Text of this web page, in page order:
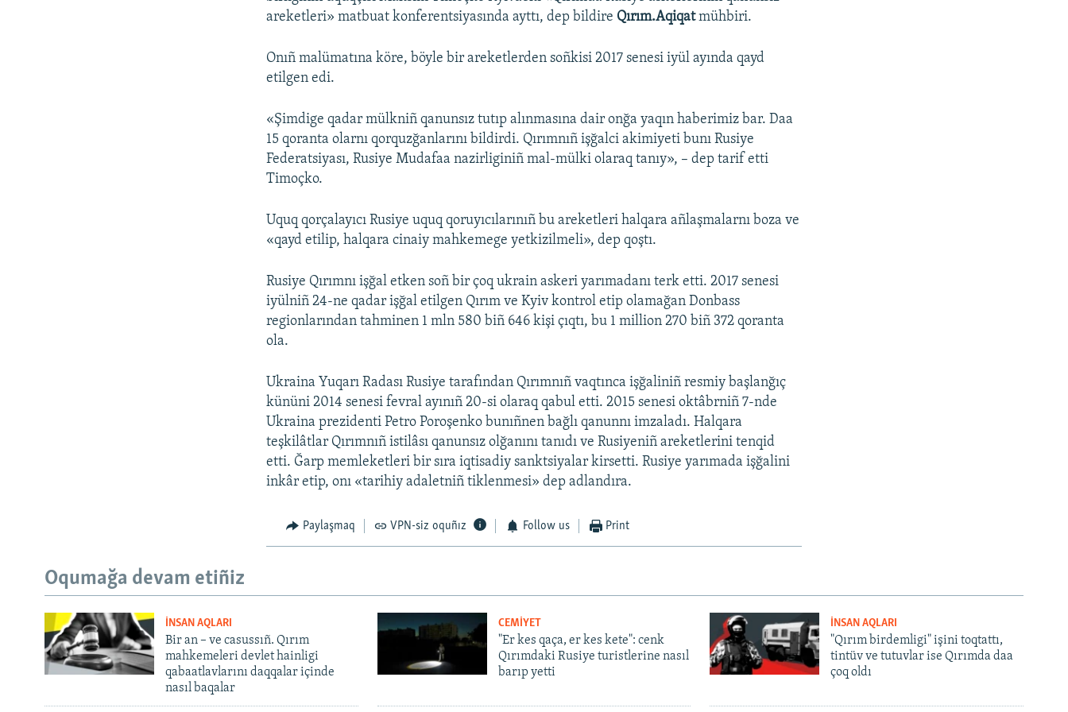
areketleri» matbuat konferentsiyasında ayttı, dep bildire Qırım.Aqiqatmühbiri.
Onıñ malümatına köre, böyle bir areketlerden soñkisi 2017 senesi iyül ayında qayd
etilgen edi.
«Şimdige qadar mülkniñ qanunsız tutıp alınmasına dair onğa yaqın haberimiz bar. Daa
15 qoranta olarnı qorquzğanlarını bildirdi. Qırımnıñ işğalci akimiyeti bunı Rusiye
Federatsiyası, Rusiye Mudafaa nazirliginiñ mal-mülki olaraq tanıy», – dep tarif etti
Timoçko.
Uquq qorçalayıcı Rusiye uquq qoruyıcılarınıñ bu areketleri halqara añlaşmalarnı boza ve
«qayd etilip, halqara cinaiy mahkemege yetkizilmeli», dep qoştı.
Rusiye Qırımnı işğal etken soñ bir çoq ukrain askeri yarımadanı terk etti. 2017 senesi
iyülniñ 24-ne qadar işğal etilgen Qırım ve Kyiv kontrol etip olamağan Donbass
regionlarından tahminen 1 mln 580 biñ 646 kişi çıqtı, bu 1 million 270 biñ 372 qoranta
ola.
Ukraina Yuqarı Radası Rusiye tarafından Qırımnıñ vaqtınca işğaliniñ resmiy başlanğıç
kününi 2014 senesi fevral ayınıñ 20-si olaraq qabul etti. 2015 senesi oktâbrniñ 7-nde
Ukraina prezidenti Petro Poroşenko bunıñnen bağlı qanunnı imzaladı. Halqara
teşkilâtlar Qırımnıñ istilâsı qanunsız olğanını tanıdı ve Rusiyeniñ areketlerini tenqid
etti. Ğarp memleketleri bir sıra iqtisadiy sanktsiyalar kirsetti. Rusiye yarımada işğalini
inkâr etip, onı «tarihiy adaletniñ tiklenmesi» dep adlandıra.
Paylaşmaq VPN-siz oquñız Follow us Print
Oqumağa devam etiñiz
İNSAN AQLARI
Bir an – ve casussıñ. Qırım
mahkemeleri devlet hainligi
qabaatlavlarını daqqalar içinde
nasıl baqalar
CEMİYET
"Er kes qaça, er kes kete": cenk
Qırımdaki Rusiye turistlerine nasıl
barıp yetti
İNSAN AQLARI
"Qırım birdemligi" işini toqtattı,
tintüv ve tutuvlar ise Qırımda daa
çoq oldı